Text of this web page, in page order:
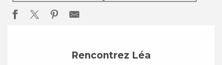
Rencontrez Léa